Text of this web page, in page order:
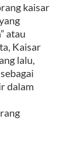
kaisar
atau
Kaisar
lalu,
dalam